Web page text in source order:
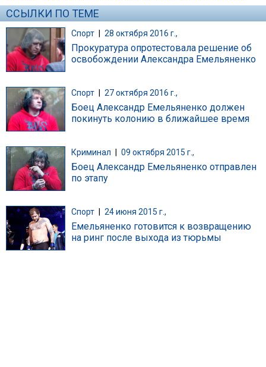
ССЫЛКИ ПО ТЕМЕ
Спорт | 28 октября 2016 г.,
Прокуратура опротестовала решение об
освобождении Александра Емельяненко
Спорт 27 октября 2016 г.,
Боец Александр Емельяненко должен
покинуть колонию в ближайшее время
Криминал 09 октября 2015 г.,
Боец Александр Емельяненко отправлен
по этапу
Спорт 24 июня 2015 г.,
Емельяненко готовится к возвращению
на ринг после выхода из тюрьмы